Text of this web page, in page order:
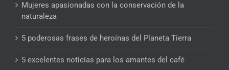
Mujeres apasionadas con la conservación de la
naturaleza
5 poderosas frases de heroínas del Planeta Tierra
5 excelentes noticias para los amantes del café